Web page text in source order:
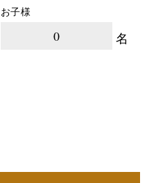
お子様
0 名